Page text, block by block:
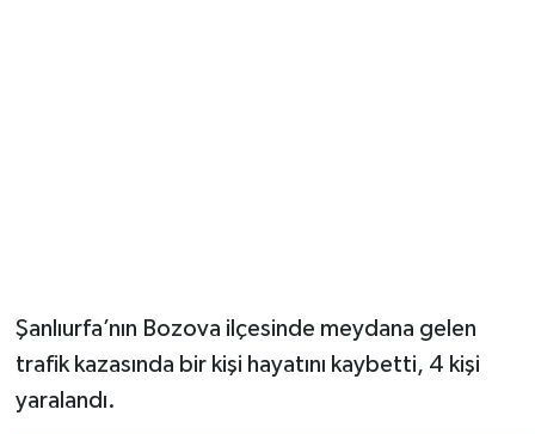
Şanlıurfa’nın Bozova ilçesinde meydana gelen
trafik kazasında bir kişi hayatını kaybetti, 4 kişi
yaralandı.
Seri İlan
Siyaset